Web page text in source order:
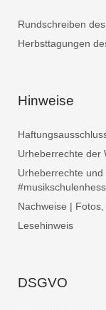
Rundschreiben
Herbsttagungen
Hinweise
Urheberrechte der
Urheberrechte
Nachweise |
Lesehinweis
DSGVO